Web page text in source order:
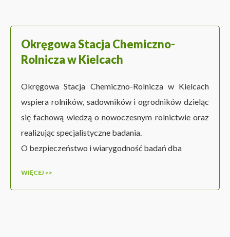
Okręgowa Stacja Chemiczno-
Rolnicza w Kielcach
Okręgowa Stacja Chemiczno-Rolnicza w Kielcach
wspiera rolników, sadowników i ogrodników dzieląc
się fachową wiedzą o nowoczesnym rolnictwie oraz
realizując specjalistyczne badania.
O bezpieczeństwo i wiarygodność badań dba
WIĘCEJ >>